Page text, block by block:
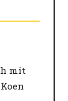
mit